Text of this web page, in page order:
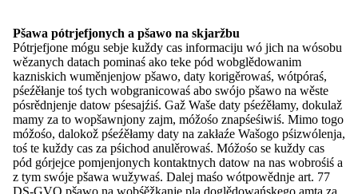
Projekty
Pśeglěd: Projekty
Maśicne myta
Pśeglěd: Maśicne myta
Myto Bogumiła Šwjele
Myto Michała Hórnika
Myto Arnošta Muki
Mudrjej z Maśicu
Dokóńcone projekty
Pśeglěd: Dokóńcone projekty
Serbska hymna
Pšawa pótrjefjonych a pšawo na skjaržbu
Pótrjefjone mógu sebje kuždy cas informaciju wó jich na wósobu
wězanych datach pominaś ako teke pód wobglědowanim
kazniskich wuměnjenjow pšawo, daty korigěrowaś, wótpóraś,
pśeźěłanje toś tych wobgranicowaś abo swójo pšawo na wěste
pósrědnjenje datow pśesajźiś. Gaž Waše daty pśeźěłamy, dokulaž
mamy za to wopšawnjony zajm, móžośo znapśeśiwiś. Mimo togo
móžośo, dalokož pśeźěłamy daty na zakłaźe Wašogo pśizwólenja,
toś te kuždy cas za pśichod anulěrowaś. Móžośo se kuždy cas
pód górjejce pomjenjonych kontaktnych datow na nas wobrośiś a
z tym swóje pšawa wužywaś. Dalej maśo wótpowědnje art. 77